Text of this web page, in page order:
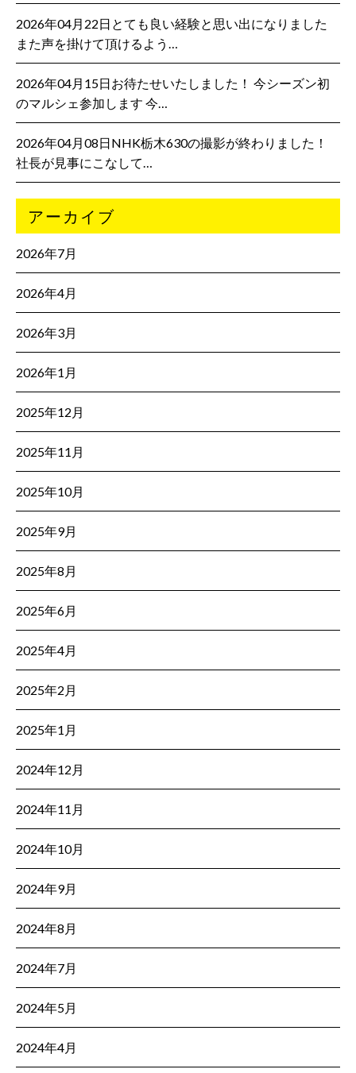
2026年04月22日とても良い経験と思い出になりました
また声を掛けて頂けるよう…
2026年04月15日お待たせいたしました！ 今シーズン初
のマルシェ参加します 今…
2026年04月08日NHK栃木630の撮影が終わりました！
社長が見事にこなして…
アーカイブ
2026年7月
2026年4月
2026年3月
2026年1月
2025年12月
2025年11月
2025年10月
2025年9月
2025年8月
2025年6月
2025年4月
2025年2月
2025年1月
2024年12月
2024年11月
2024年10月
2024年9月
2024年8月
2024年7月
2024年5月
2024年4月